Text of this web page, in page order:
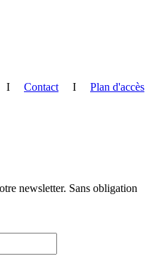
I Contact I Plan d'accès
newsletter. Sans obligation